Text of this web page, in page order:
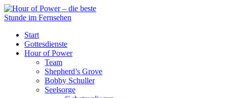
Start
Gottesdienste
Hour of Power
Team
Shepherd’s Grove
Bobby Schuller
Seelsorge